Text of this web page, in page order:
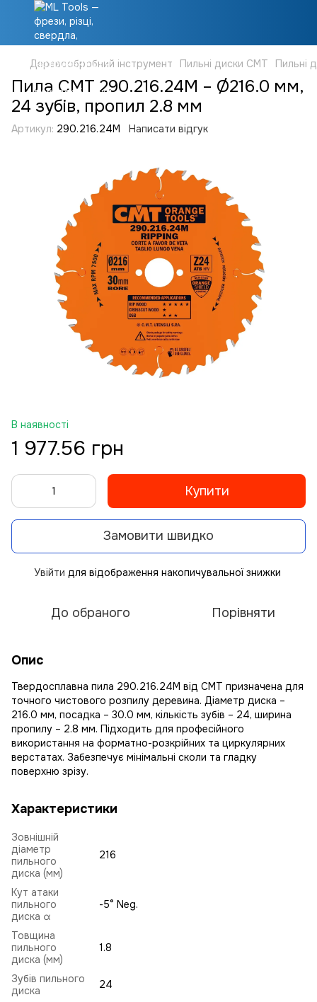
Деревообробний інструмент Пильні диски CMT Пильні
Пила CMT 290.216.24M – Ø216.0 мм,
24 зубів, пропил 2.8 мм
Артикул: 290.216.24M Написати відгук
В наявності
1 977.56 грн
Купити
Замовити швидко
Увійти для відображення накопичувальної знижки
До обраного Порівняти
Опис
Твердосплавна пила 290.216.24M від CMT призначена для
точного чистового розпилу деревина. Діаметр диска –
216.0 мм, посадка – 30.0 мм, кількість зубів – 24, ширина
пропилу – 2.8 мм. Підходить для професійного
використання на форматно-розкрійних та циркулярних
верстатах. Забезпечує мінімальні сколи та гладку
поверхню зрізу.
Характеристики
Зовнішній
діаметр
пильного
диска (мм)
216
Кут атаки
пильного
диска α
-5° Neg.
Товщина
пильного
диска (мм)
1.8
Зубів пильного
диска
24